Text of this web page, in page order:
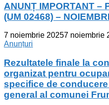
ANUNȚ IMPORTANT –
(UM 02468) –
7 noiembrie 20257 noiembrie
Anunțuri
Rezultatele finale la
organizat pentru
specifice de
general al comunei